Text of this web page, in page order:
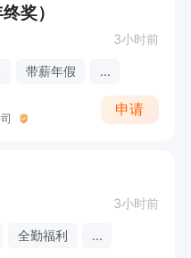
奖）
3小时前
带薪年假 ...
申请
3小时前
全勤福利 ...